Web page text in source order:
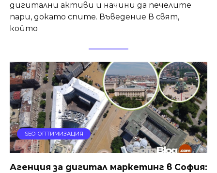
дигитални активи и начини да печелите
пари, докато спите. Въведение В свят,
който
SEO ОПТИМИЗАЦИЯ
Агенция за дигитал маркетинг в София: